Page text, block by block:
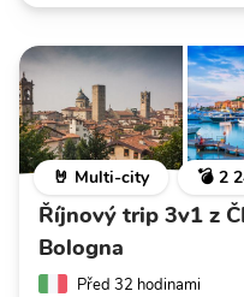
🤘 Multi-city 💣 2
Říjnový trip 3v1 z
Bologna
Před 32 hodinami